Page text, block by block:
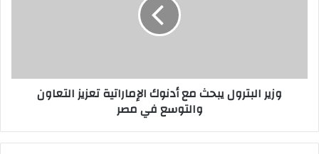
وزير البترول يبحث مع أدنوك الإماراتية تعزيز التعاون
والتوسع في مصر